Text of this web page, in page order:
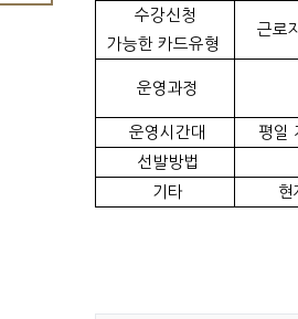
수강신청
가능한 카드유형
근로
운영과정
운영시간대
평일
선발방법
기타
현